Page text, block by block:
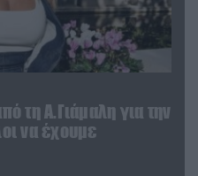
τη Α.Γιάμαλη για την
να έχουμε